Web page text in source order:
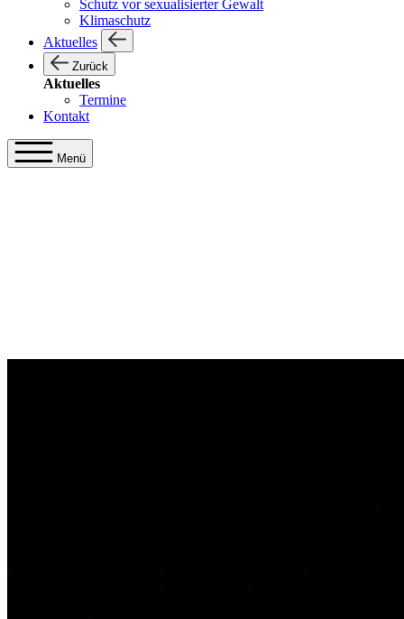
Schutz vor sexualisierter Gewalt
Klimaschutz
Aktuelles
Zurück
Aktuelles
Termine
Kontakt
Menü